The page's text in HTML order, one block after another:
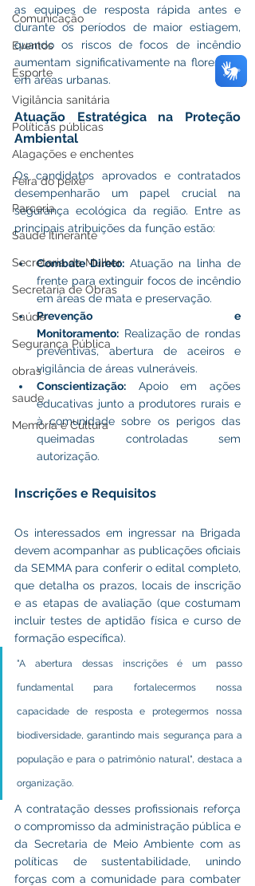
Comunicação
Eventos
Esporte
Vigilância sanitária
Políticas públicas
Alagações e enchentes
Feira do peixe
Parceria
Saúde Itinerante
Secretaria da Mulher
Secretaria de Obras
Saúde
Segurança Pública
obras
saude
Memória e Cultura
as equipes de resposta rápida antes e
durante os períodos de maior estiagem,
quando os riscos de focos de incêndio
aumentam significativamente na floresta e
em áreas urbanas.
Atuação Estratégica na Proteção
Ambiental
Os candidatos aprovados e contratados
desempenharão um papel crucial na
segurança ecológica da região. Entre as
principais atribuições da função estão:
Combate Direto: Atuação na linha de
frente para extinguir focos de incêndio
em áreas de mata e preservação.
Prevenção e
Monitoramento: Realização de rondas
preventivas, abertura de aceiros e
vigilância de áreas vulneráveis.
Conscientização: Apoio em ações
educativas junto a produtores rurais e
à comunidade sobre os perigos das
queimadas controladas sem
autorização.
Inscrições e Requisitos
Os interessados em ingressar na Brigada
devem acompanhar as publicações oficiais
da SEMMA para conferir o edital completo,
que detalha os prazos, locais de inscrição
e as etapas de avaliação (que costumam
incluir testes de aptidão física e curso de
formação específica).
"A abertura dessas inscrições é um passo
fundamental para fortalecermos nossa
capacidade de resposta e protegermos nossa
biodiversidade, garantindo mais segurança para a
população e para o patrimônio natural", destaca a
organização.
A contratação desses profissionais reforça
o compromisso da administração pública e
da Secretaria de Meio Ambiente com as
políticas de sustentabilidade, unindo
forças com a comunidade para combater